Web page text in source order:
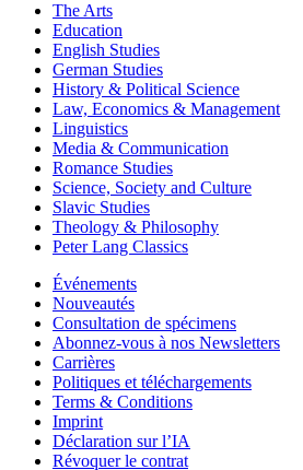
The Arts
Education
English Studies
German Studies
History & Political Science
Law, Economics & Management
Linguistics
Media & Communication
Romance Studies
Science, Society and Culture
Slavic Studies
Theology & Philosophy
Peter Lang Classics
Événements
Nouveautés
Consultation de spécimens
Abonnez-vous à nos Newsletters
Carrières
Politiques et téléchargements
Terms & Conditions
Imprint
Déclaration sur l’IA
Révoquer le contrat